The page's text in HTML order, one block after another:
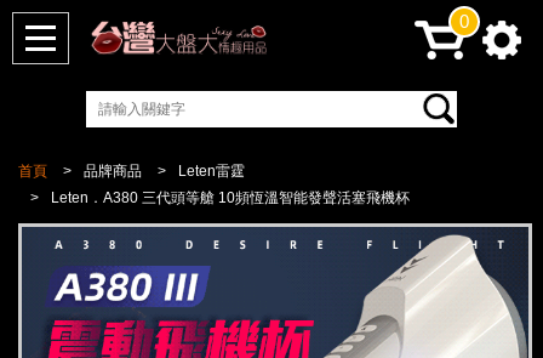
首頁 品牌商品
Leten雷霆
Leten．A380 三代頭等艙 10頻恆溫智能發聲活塞飛機杯
0